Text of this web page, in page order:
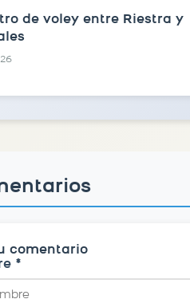
de voley entre Riestra y
comentario
*